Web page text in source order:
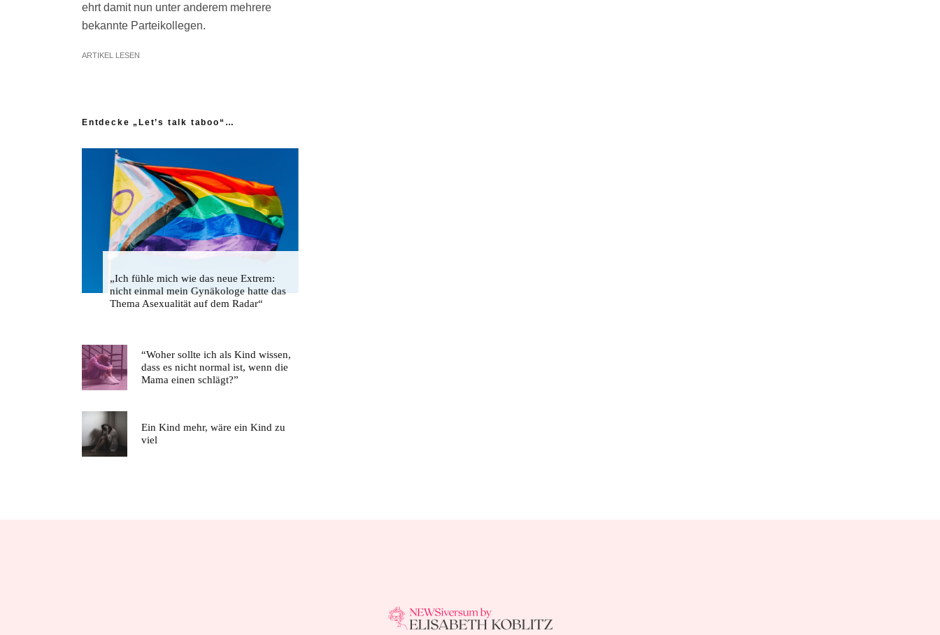
ehrt damit nun unter anderem mehrere
bekannte Parteikollegen.
ARTIKEL LESEN
Entdecke „Let’s talk taboo“…
„Ich fühle mich wie das neue Extrem:
nicht einmal mein Gynäkologe hatte das
Thema Asexualität auf dem Radar“
“Woher sollte ich als Kind wissen,
dass es nicht normal ist, wenn die
Mama einen schlägt?”
Ein Kind mehr, wäre ein Kind zu
viel